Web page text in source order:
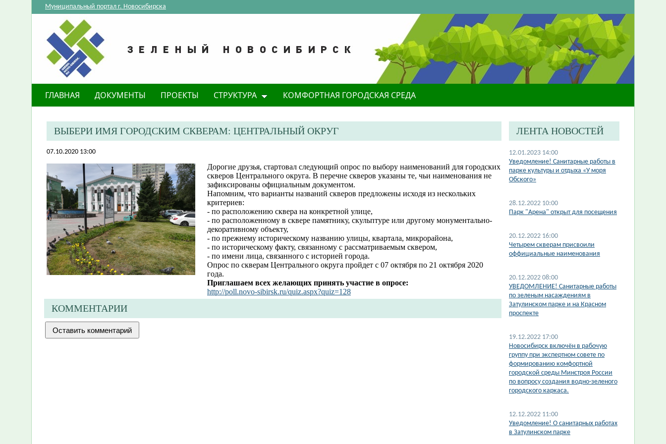
Муниципальный портал г. Новосибирска
ГЛАВНАЯ ДОКУМЕНТЫ ПРОЕКТЫ СТРУКТУРА КОМФОРТНАЯ ГОРОДСКАЯ СРЕДА
ВЫБЕРИ ИМЯ ГОРОДСКИМ СКВЕРАМ: ЦЕНТРАЛЬНЫЙ ОКРУГ
07.10.2020 13:00
Дорогие друзья, стартовал следующий опрос по выбору наименований для городских
скверов Центрального округа. В перечне скверов указаны те, чьи наименования не
зафиксированы официальным документом.
Напомним, что варианты названий скверов предложены исходя из нескольких
критериев:
- по расположению сквера на конкретной улице,
- по расположенному в сквере памятнику, скульптуре или другому монументально-
декоративному объекту,
- по прежнему историческому названию улицы, квартала, микрорайона,
- по историческому факту, связанному с рассматриваемым сквером,
- по имени лица, связанного с историей города.
Опрос по скверам Центрального округа пройдет с 07 октября по 21 октября 2020
года.
Приглашаем всех желающих принять участие в опросе:
http://poll.novo-sibirsk.ru/quiz.aspx?quiz=128
КОММЕНТАРИИ
ЛЕНТА НОВОСТЕЙ
12.01.2023 14:00
​Уведомление! Санитарные работы в
парке культуры и отдыха «У моря
Обского»
28.12.2022 10:00
Парк "Арена" открыт для посещения
20.12.2022 16:00
Четырем скверам присвоили
оффициальные наименования
20.12.2022 08:00
УВЕДОМЛЕНИЕ! Санитарные работы
по зеленым насаждениям в
Затулинском парке и на Красном
проспекте
19.12.2022 17:00
Новосибирск включён в рабочую
группу при экспертном совете по
формированию комфортной
городской среды Минстроя России
по вопросу создания водно-зеленого
городского каркаса.
12.12.2022 11:00
​Уведомление! О санитарных работах
в Затулинском парке